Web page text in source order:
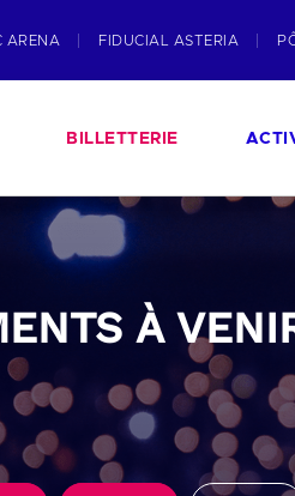
ARENA FIDUCIAL ASTERIA
BILLETTERIE
À